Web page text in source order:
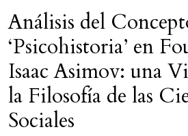
Análisis del
‘Psicohistoria’ en
Isaac Asimov: una
la Filosofía de las
Sociales